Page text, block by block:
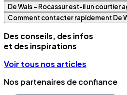
De Wals – Rocassur est-il un courtier
Comment contacter rapidement De
Des conseils, des infos
et des inspirations
Voir tous nos articles
Nos partenaires de confiance